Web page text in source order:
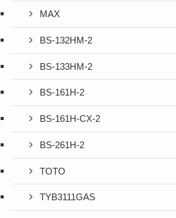
MAX
BS-132HM-2
BS-133HM-2
BS-161H-2
BS-161H-CX-2
BS-261H-2
TOTO
TYB3111GAS